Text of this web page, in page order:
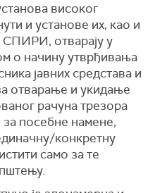
високог
и установе их, као и
СПИРИ, отварају у
о начину утврђивања
јавних средстава и
отварање и укидање
рачуна трезора
посебне намене,
конкретну
само за те